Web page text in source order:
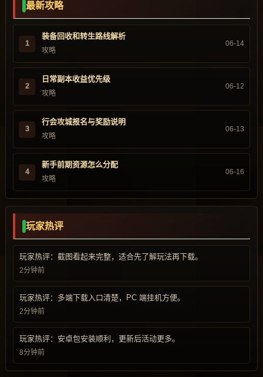
最新攻略
1
装备回收和转生路线解析
攻略
06-14
2
日常副本收益优先级
攻略
06-12
3
行会攻城报名与奖励说明
攻略
06-13
4
新手前期资源怎么分配
攻略
06-16
玩家热评
玩家热评：截图看起来完整，适合先了解玩法再下载。
2分钟前
玩家热评：多端下载入口清楚，PC 端挂机方便。
2分钟前
玩家热评：安卓包安装顺利，更新后活动更多。
8分钟前